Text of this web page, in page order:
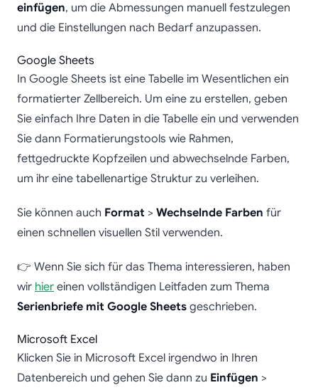
einfügen, um die Abmessungen manuell festzulegen
und die Einstellungen nach Bedarf anzupassen.
Google Sheets
In Google Sheets ist eine Tabelle im Wesentlichen ein
formatierter Zellbereich. Um eine zu erstellen, geben
Sie einfach Ihre Daten in die Tabelle ein und verwenden
Sie dann Formatierungstools wie Rahmen,
fettgedruckte Kopfzeilen und abwechselnde Farben,
um ihr eine tabellenartige Struktur zu verleihen.
Sie können auch Format > Wechselnde Farben für
einen schnellen visuellen Stil verwenden.
👉 Wenn Sie sich für das Thema interessieren, haben
wir hier einen vollständigen Leitfaden zum Thema
Serienbriefe mit Google Sheets geschrieben.
Microsoft Excel
Klicken Sie in Microsoft Excel irgendwo in Ihren
Datenbereich und gehen Sie dann zu Einfügen >